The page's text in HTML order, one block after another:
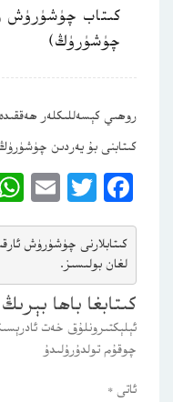
كىتاب چۈشۈرۈش
چۈشۈرۈڭ)
روھىي كېسەللىكلەر
كىتابنى بۇ يەردىن
Facebook
كىتابلارنى چۈشۈرۈش
لغان بولىسىز.
كىتابغا باھا بېرىڭ
ئېلېكتىرونلۇق خەت
چوقۇم تولدۇرۇلىدۇ
ئاتى *